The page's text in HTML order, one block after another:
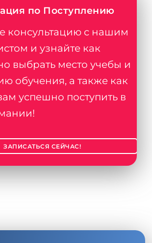
по Поступлению
консультацию с нашим
и узнайте как
выбрать место учебы и
обучения, а также как
успешно поступить в
ЗАПИСАТЬСЯ СЕЙЧАС!